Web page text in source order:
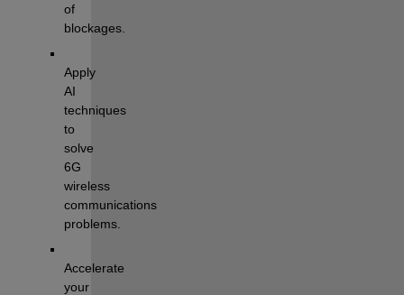
of
blockages.
Apply
AI
techniques
to
solve
6G
wireless
communications
problems.
Accelerate
your